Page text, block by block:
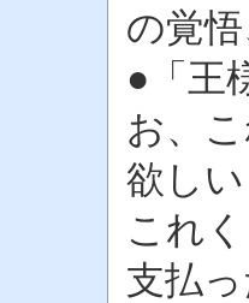
の覚
●「王
お、
欲し
これ
支払